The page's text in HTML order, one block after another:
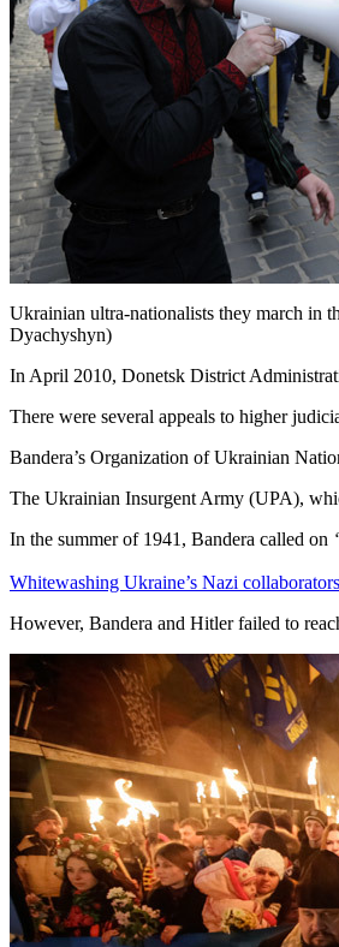
Ukrainian ultra-nationalists they march in
Dyachyshyn)
In April 2010, Donetsk District
There were several appeals to higher
Bandera’s Organization of Ukrainian
The Ukrainian Insurgent Army (UPA),
In the summer of 1941, Bandera called on
Whitewashing Ukraine’s Nazi
However, Bandera and Hitler failed to